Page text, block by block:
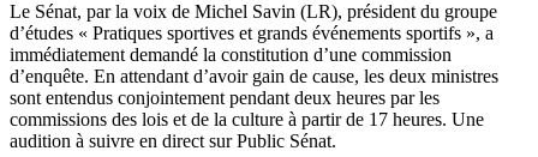
Le Sénat, par la voix de Michel Savin (LR), président du groupe
d’études « Pratiques sportives et grands événements sportifs », a
immédiatement demandé la constitution d’une commission
d’enquête. En attendant d’avoir gain de cause, les deux ministres
sont entendus conjointement pendant deux heures par les
commissions des lois et de la culture à partir de 17 heures. Une
audition à suivre en direct sur Public Sénat.